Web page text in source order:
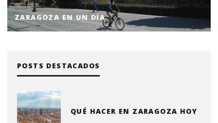
ZARAGOZA EN UN DÍA
POSTS DESTACADOS
QUÉ HACER EN ZARAGOZA HOY